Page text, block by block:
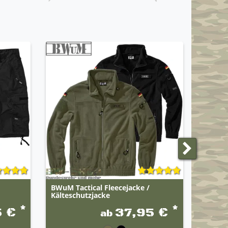
€ *
BWuM Tactical Fleecejacke /
Kälteschutzjacke
ab 37,95 € *